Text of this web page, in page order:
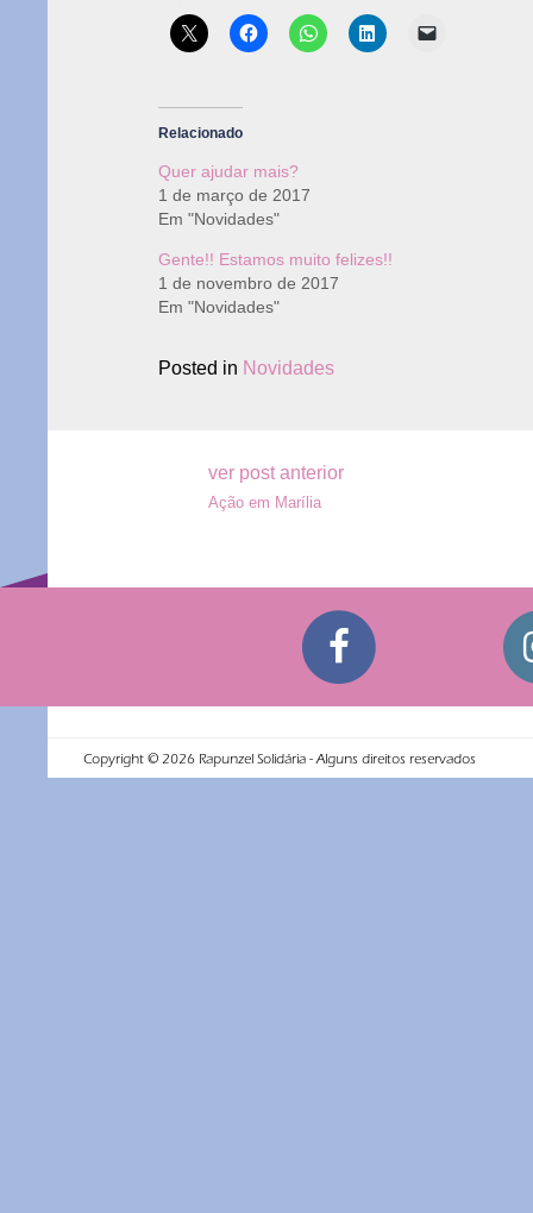
Relacionado
Quer ajudar mais?
1 de março de 2017
Em "Novidades"
Gente!! Estamos muito felizes!!
1 de novembro de 2017
Em "Novidades"
Posted in Novidades
Post
ver post anterior
Ação em Marília
Copyright © 2026 Rapunzel Solidária - Alguns direitos reservados